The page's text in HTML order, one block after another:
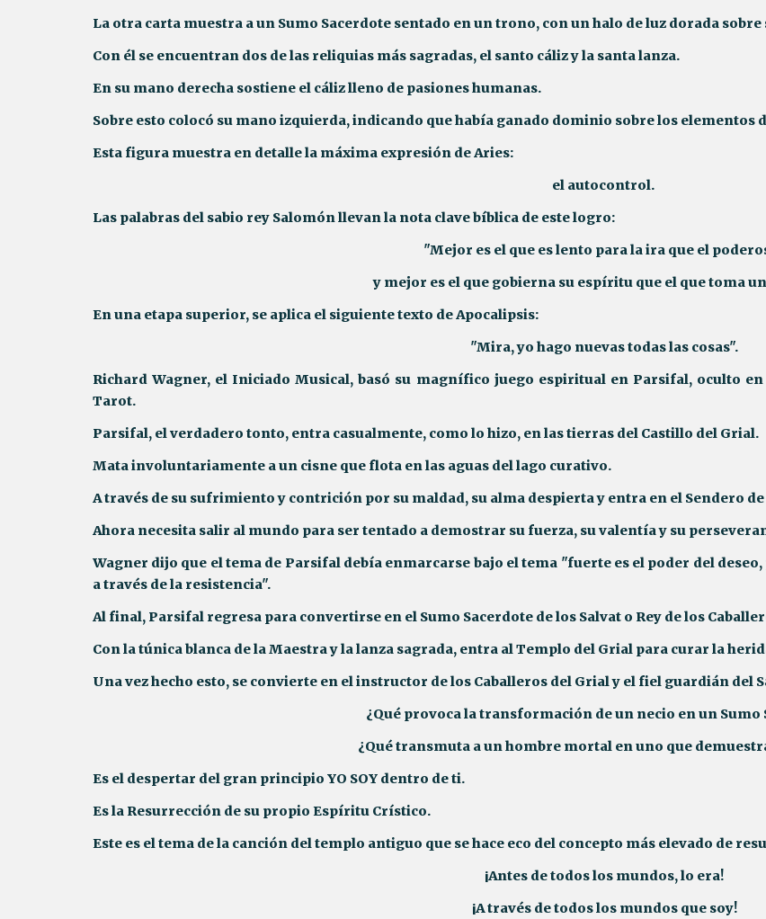
La otra carta muestra a un Sumo Sacerdote sentado en un trono, con un halo de luz dorada sobre
Con él se encuentran dos de las reliquias más sagradas, el santo cáliz y la santa lanza.
En su mano derecha sostiene el cáliz lleno de pasiones humanas.
Sobre esto colocó su mano izquierda, indicando que había ganado dominio sobre los elementos
Esta figura muestra en detalle la máxima expresión de Aries:
el autocontrol.
Las palabras del sabio rey Salomón llevan la nota clave bíblica de este logro:
"Mejor es el que es lento para la ira que el
y mejor es el que gobierna su espíritu que el que toma
En una etapa superior, se aplica el siguiente texto de Apocalipsis:
"Mira, yo hago nuevas todas las cosas".
Richard Wagner, el Iniciado Musical, basó su magnífico juego espiritual en Parsifal, oculto
Tarot.
Parsifal, el verdadero tonto, entra casualmente, como lo hizo, en las tierras del Castillo del Grial.
Mata involuntariamente a un cisne que flota en las aguas del lago curativo.
A través de su sufrimiento y contrición por su maldad, su alma despierta y entra en el Sendero de
Ahora necesita salir al mundo para ser tentado a demostrar su fuerza, su valentía y su
Wagner dijo que el tema de Parsifal debía enmarcarse bajo el tema "fuerte es el poder del
a través de la resistencia".
Al final, Parsifal regresa para convertirse en el Sumo Sacerdote de los Salvat o Rey de los
Con la túnica blanca de la Maestra y la lanza sagrada, entra al Templo del Grial para curar la
Una vez hecho esto, se convierte en el instructor de los Caballeros del Grial y el fiel guardián del
¿Qué provoca la transformación de un necio en un Sumo
¿Qué transmuta a un hombre mortal en uno que
Es el despertar del gran principio YO SOY dentro de ti.
Es la Resurrección de su propio Espíritu Crístico.
Este es el tema de la canción del templo antiguo que se hace eco del concepto más elevado de
¡Antes de todos los mundos, lo era!
¡A través de todos los mundos que soy!